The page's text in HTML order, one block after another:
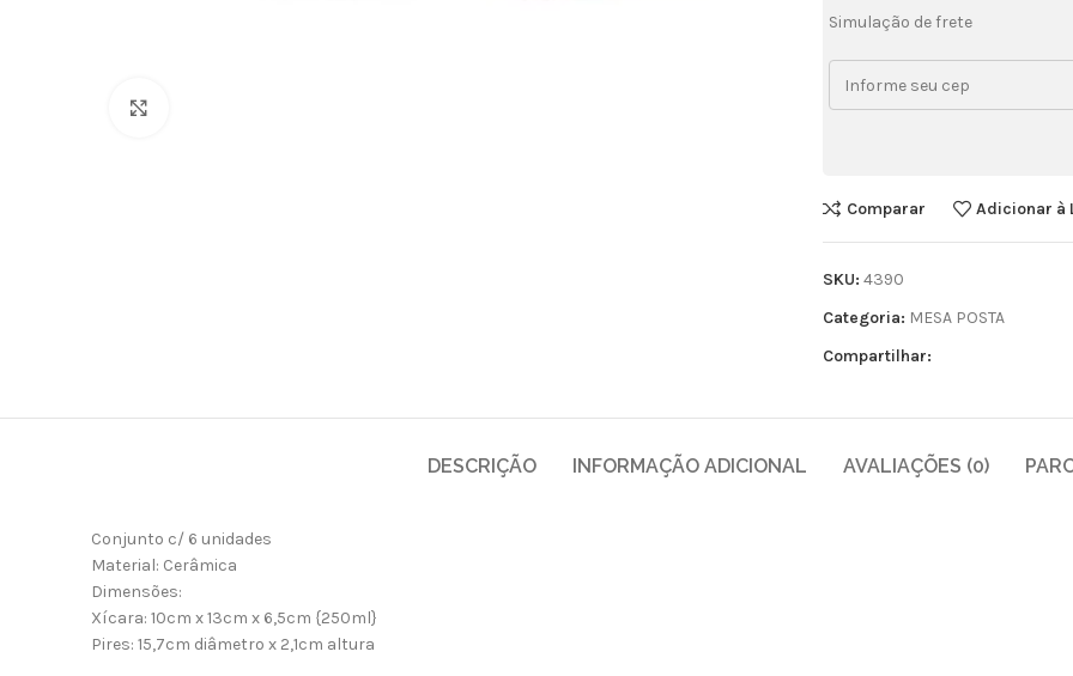
Simulação de frete
Comparar Adicionar à
SKU: 4390
Categoria: MESA POSTA
Compartilhar:
DESCRIÇÃO INFORMAÇÃO ADICIONAL AVALIAÇÕES (0)
Conjunto c/ 6 unidades
Material: Cerâmica
Dimensões:
Xícara: 10cm x 13cm x 6,5cm {250ml}
Pires: 15,7cm diâmetro x 2,1cm altura